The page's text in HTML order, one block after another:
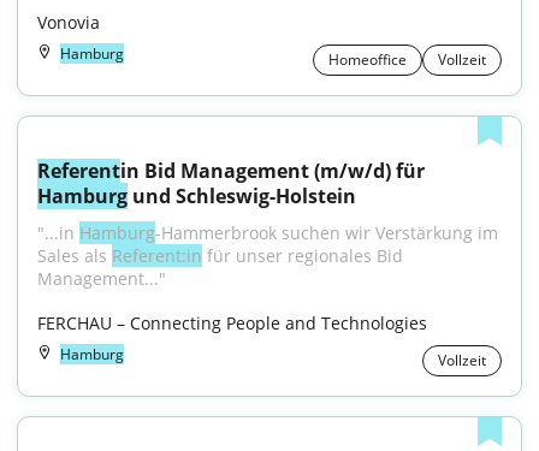
Vonovia
Hamburg Homeoffice Vollzeit
Referent
Hamburg und Schleswig-Holstein
"...in Hamburg-Hammerbrook suchen wir Verstärkung im
Sales als Referent:in für unser regionales Bid
Management..."
FERCHAU – Connecting People and Technologies
Hamburg Vollzeit